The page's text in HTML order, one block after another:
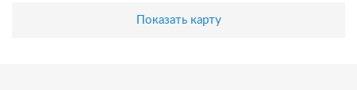
Показать карту